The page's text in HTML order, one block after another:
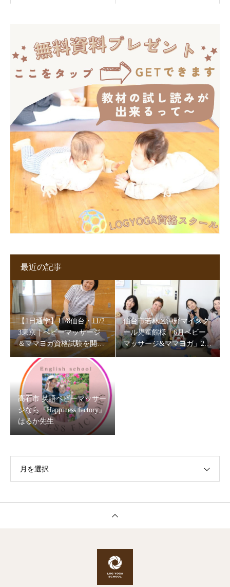
最近の記事
【1日通学】11/8仙台・11/2
3東京｜ベビーマッサージ
＆ママヨガ資格試験を開催
します
仙台市若林区沖野マイスク
ール児童館様「6月ベビー
マッサージ&ママヨガ」202
高石市 英語ベビーマッサー
ジなら『Happiness factory』
はるか先生
月を選択